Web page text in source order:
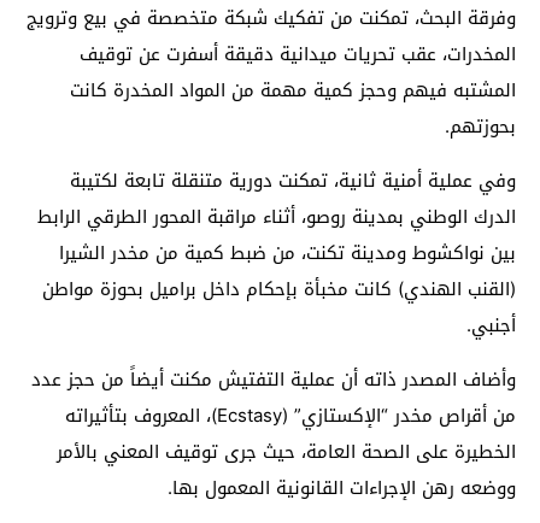
وفرقة البحث، تمكنت من تفكيك شبكة متخصصة في بيع وترويج
المخدرات، عقب تحريات ميدانية دقيقة أسفرت عن توقيف
المشتبه فيهم وحجز كمية مهمة من المواد المخدرة كانت
بحوزتهم.
وفي عملية أمنية ثانية، تمكنت دورية متنقلة تابعة لكتيبة
الدرك الوطني بمدينة روصو، أثناء مراقبة المحور الطرقي الرابط
بين نواكشوط ومدينة تكنت، من ضبط كمية من مخدر الشيرا
(القنب الهندي) كانت مخبأة بإحكام داخل براميل بحوزة مواطن
أجنبي.
وأضاف المصدر ذاته أن عملية التفتيش مكنت أيضاً من حجز عدد
من أقراص مخدر “الإكستازي” (Ecstasy)، المعروف بتأثيراته
الخطيرة على الصحة العامة، حيث جرى توقيف المعني بالأمر
ووضعه رهن الإجراءات القانونية المعمول بها.